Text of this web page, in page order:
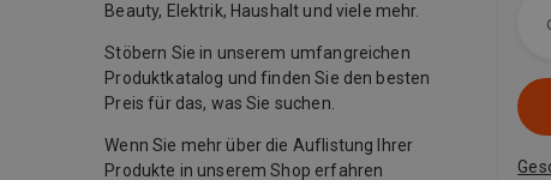
Beauty, Elektrik, Haushalt und viele mehr.
Stöbern Sie in unserem umfangreichen
Produktkatalog und finden Sie den besten
Preis für das, was Sie suchen.
Wenn Sie mehr über die Auflistung Ihrer
Produkte in unserem Shop erfahren